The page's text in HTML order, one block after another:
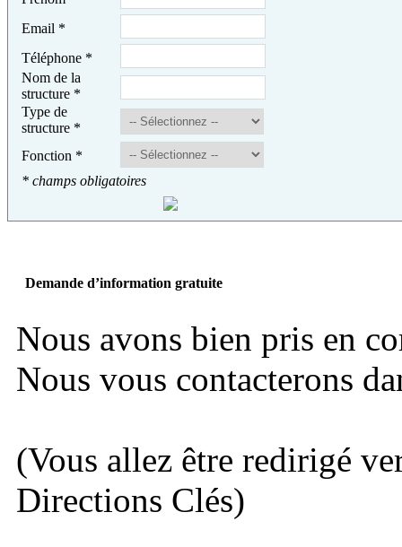
Email *
Téléphone *
Nom de la
structure *
Type de
structure *
Fonction *
* champs obligatoires
Demande d’information gratuite
Nous avons bien pris en
Nous vous contacterons
(Vous allez être redirigé
Directions Clés)